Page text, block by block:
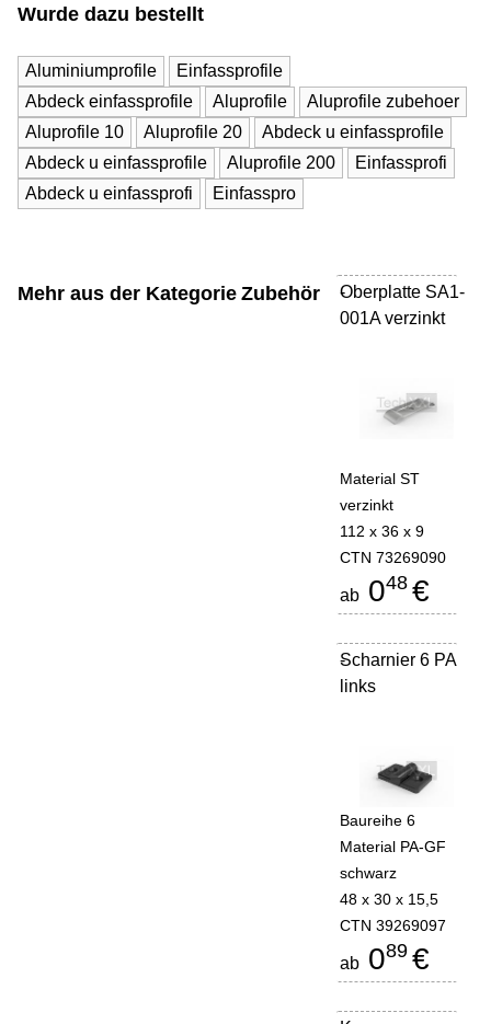
Wurde dazu bestellt
Aluminiumprofile
Einfassprofile
Abdeck einfassprofile
Aluprofile
Aluprofile zubehoer
Aluprofile 10
Aluprofile 20
Abdeck u einfassprofile
Abdeck u einfassprofile
Aluprofile 200
Einfassprofi
Abdeck u einfassprofi
Einfasspro
Mehr aus der Kategorie Zubehör
Oberplatte SA1-
001A verzinkt
-
Material ST
verzinkt
112 x 36 x 9
CTN 73269090
ab 048 €
Scharnier 6 PA
links
-
Baureihe 6
Material PA-GF
schwarz
48 x 30 x 15,5
CTN 39269097
ab 089 €